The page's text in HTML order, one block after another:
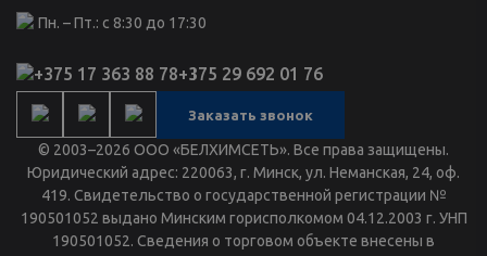
Пн. – Пт.: с 8:30 до 17:30
+375 17 363 88 78+375 29 692 01 76
Заказать звонок
© 2003–2026 ООО «БЕЛХИМСЕТЬ». Все права защищены.
Юридический адрес: 220063, г. Минск, ул. Неманская, 24, оф.
419. Свидетельство о государственной регистрации №
190501052 выдано Минским горисполкомом 04.12.2003 г. УНП
190501052. Сведения о торговом объекте внесены в